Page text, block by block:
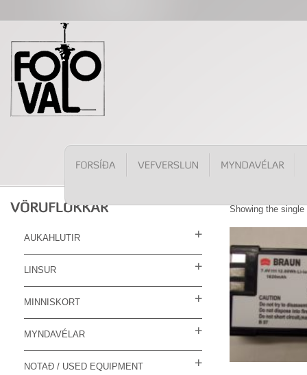
Showing the single
AUKAHLUTIR
LINSUR
MINNISKORT
MYNDAVÉLAR
NOTAÐ / USED EQUIPMENT